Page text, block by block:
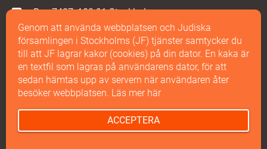
Box 7427, 103 91 Stockholm
08-587 858 00
Maila oss
© 2026 Judiska Församlingen Stockholm | Alla rättigheter förbehålls.
Genom att använda webbplatsen och Judiska
församlingen i Stockholms (JF) tjänster samtycker du
till att JF lagrar kakor (cookies) på din dator. En kaka är
en textfil som lagras på användarens dator, för att
sedan hämtas upp av servern när användaren åter
besöker webbplatsen. Läs mer här
ACCEPTERA